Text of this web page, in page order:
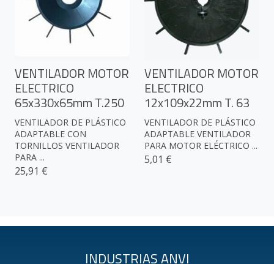
VENTILADOR MOTOR
ELECTRICO
65x330x65mm T.250
VENTILADOR DE PLÁSTICO
ADAPTABLE CON
TORNILLOS VENTILADOR
PARA ...
25,91 €
VENTILADOR MOTOR
ELECTRICO
12x109x22mm T. 63
VENTILADOR DE PLÁSTICO
ADAPTABLE VENTILADOR
PARA MOTOR ELÉCTRICO ...
5,01 €
INDUSTRIAS ANVI